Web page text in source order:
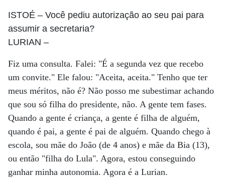
ISTOÉ – Você pediu autorização ao seu pai para
assumir a secretaria?
LURIAN –
Fiz uma consulta. Falei: "É a segunda vez que recebo
um convite." Ele falou: "Aceita, aceita." Tenho que ter
meus méritos, não é? Não posso me subestimar achando
que sou só filha do presidente, não. A gente tem fases.
Quando a gente é criança, a gente é filha de alguém,
quando é pai, a gente é pai de alguém. Quando chego à
escola, sou mãe do João (de 4 anos) e mãe da Bia (13),
ou então "filha do Lula". Agora, estou conseguindo
ganhar minha autonomia. Agora é a Lurian.